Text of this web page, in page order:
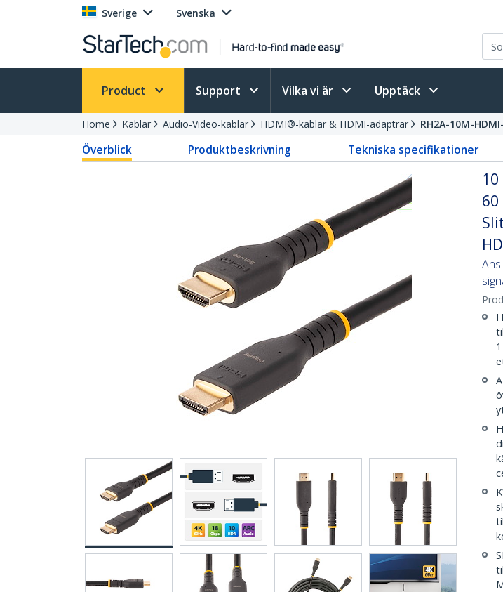
Sverige Svenska
Product Support Vilka vi är Upptäck
Home Kablar Audio-Video-kablar HDMI®-kablar & HDMI-adaptrar RH2A-10M-
Överblick Produktbeskrivning Tekniska specifikationer